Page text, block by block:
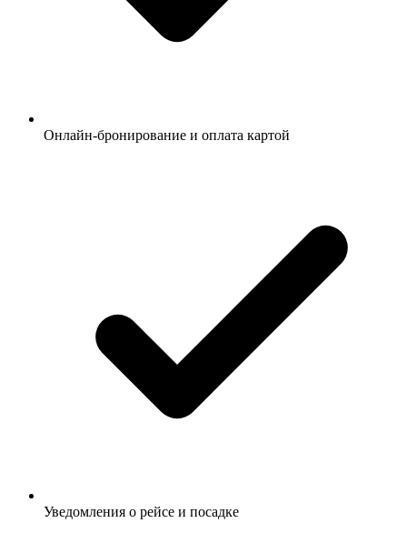
Онлайн-бронирование и оплата картой
Уведомления о рейсе и посадке